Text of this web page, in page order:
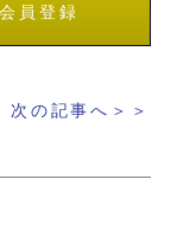
会員登録
次の記事へ＞＞